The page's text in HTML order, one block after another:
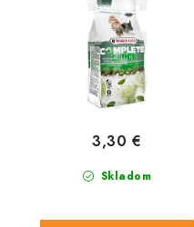
Skladom
3,30 €